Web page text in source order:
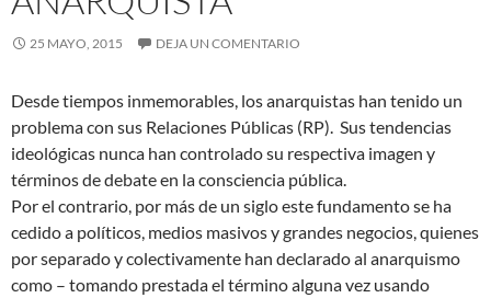
25 MAYO, 2015 DEJA UN COMENTARIO
Desde tiempos inmemorables, los anarquistas han tenido un
problema con sus Relaciones Públicas (RP). Sus tendencias
ideológicas nunca han controlado su respectiva imagen y
términos de debate en la consciencia pública.
Por el contrario, por más de un siglo este fundamento se ha
cedido a políticos, medios masivos y grandes negocios, quienes
por separado y colectivamente han declarado al anarquismo
como – tomando prestada el término alguna vez usando